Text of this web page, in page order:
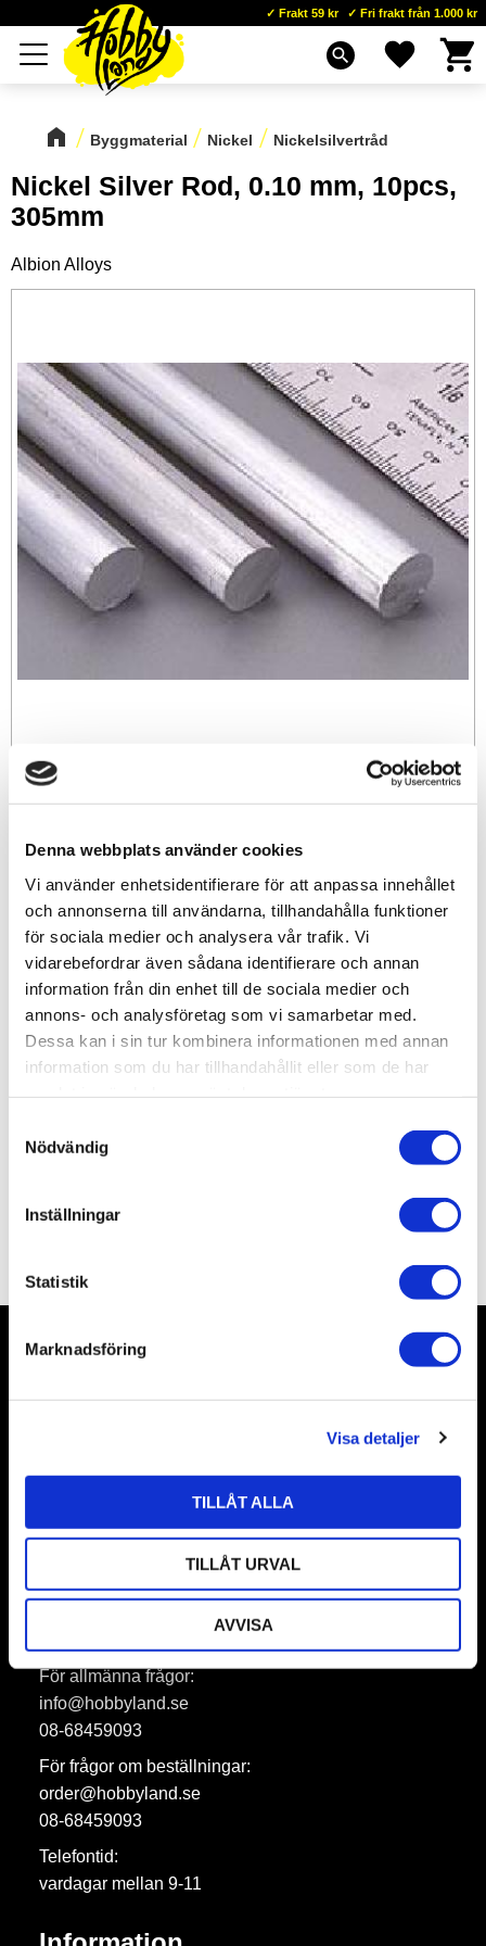
Denna webbplats använder cookies
Vi använder enhetsidentifierare för att anpassa innehållet
och annonserna till användarna, tillhandahålla funktioner
för sociala medier och analysera vår trafik. Vi
vidarebefordrar även sådana identifierare och annan
information från din enhet till de sociala medier och
annons- och analysföretag som vi samarbetar med.
Dessa kan i sin tur kombinera informationen med annan
information som du har tillhandahållit eller som de har
e
Nödvändig
Inställningar
Statistik
Marknadsföring
Visa detaljer
TILLÅT ALLA
TILLÅT URVAL
AVVISA
Meny
Frakt 59 kr Fri frakt från 1.000 kr
search Favoriter
Byggmaterial Nickel Nickelsilvertråd
Nickel Silver Rod, 0.10 mm, 10pcs,
305mm
Albion Alloys
89sek
Lägg till i favoriter
Lagerstatus
1 st i lager
ALNSR01
skickas från oss inom 0-1 vardagar
Dina personuppgifter behandlas i enlighet med vårintegritetspolicy.
Hobbyland AB
För allmänna frågor:
info@hobbyland.se
08-68459093
För frågor om beställningar:
order@hobbyland.se
08-68459093
Telefontid:
vardagar mellan 9-11